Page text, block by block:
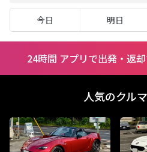
今日 明日
24時間 アプリで出発・返
人気のクルマ